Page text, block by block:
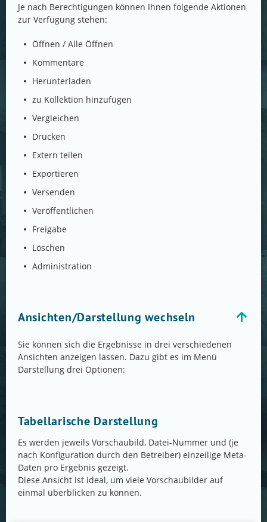
Je nach Berechtigungen können Ihnen folgende Aktionen
zur Verfügung stehen:
Öffnen / Alle Öffnen
Kommentare
Herunterladen
zu Kollektion hinzufügen
Vergleichen
Drucken
Extern teilen
Exportieren
Versenden
Veröffentlichen
Freigabe
Löschen
Administration
Ansichten/Darstellung wechseln
Sie können sich die Ergebnisse in drei verschiedenen
Ansichten anzeigen lassen. Dazu gibt es im Menü
Darstellung drei Optionen:
Tabellarische Darstellung
Es werden jeweils Vorschaubild, Datei-Nummer und (je
nach Konfiguration durch den Betreiber) einzeilige Meta-
Daten pro Ergebnis gezeigt.
Diese Ansicht ist ideal, um viele Vorschaubilder auf
einmal überblicken zu können.